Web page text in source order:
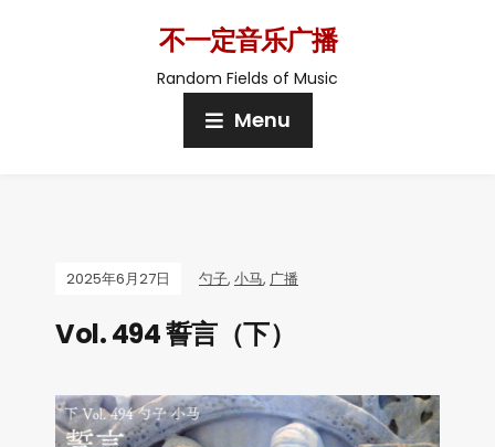
不一定音乐广播
Random Fields of Music
Menu
2025年6月27日 勺子, 小马, 广播
Vol. 494 誓言（下）